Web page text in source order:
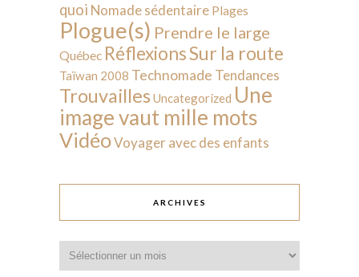
quoi Nomade sédentaire Plages
Plogue(s) Prendre le large
Québec RéflexionsSur la route
Taïwan 2008 Technomade Tendances
Trouvailles Uncategorized Une
image vaut mille mots
VidéoVoyager avec des enfants
ARCHIVES